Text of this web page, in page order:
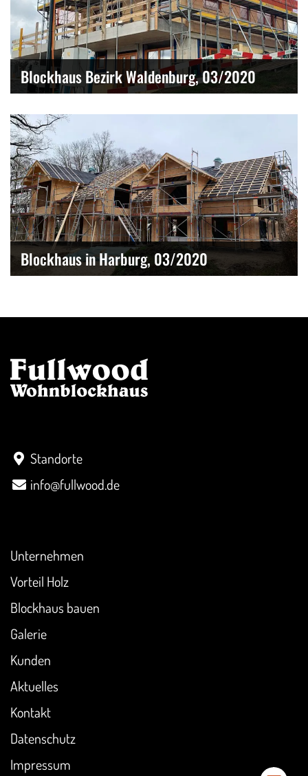
Blockhaus Bezirk Waldenburg, 03/2020
Blockhaus in Harburg, 03/2020
Standorte
info@fullwood.de
Unternehmen
Vorteil Holz
Blockhaus bauen
Galerie
Kunden
Aktuelles
Kontakt
Datenschutz
Impressum